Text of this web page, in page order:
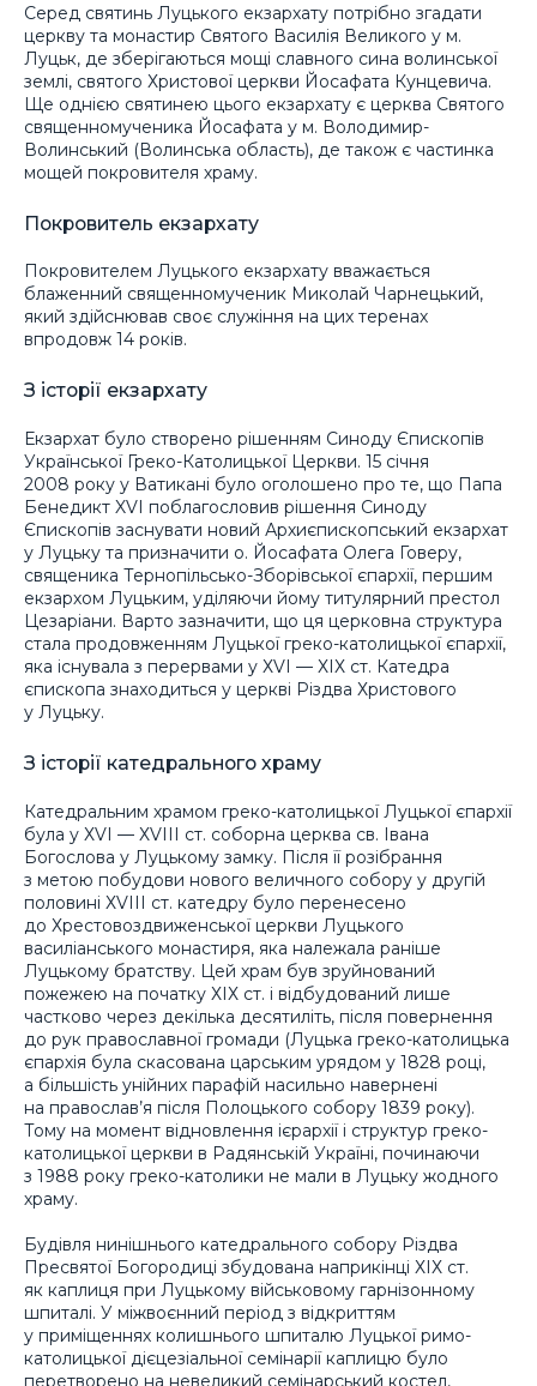
Серед святинь Луцького екзархату потрібно згадати
церкву та монастир Святого Василія Великого у м.
Луцьк, де зберігаються мощі славного сина волинської
землі, святого Христової церкви Йосафата Кунцевича.
Ще однією святинею цього екзархату є церква Святого
священномученика Йосафата у м. Володимир-
Волинський (Волинська область), де також є частинка
мощей покровителя храму.
Покровитель екзархату
Покровителем Луцького екзархату вважається
блаженний священномученик Миколай Чарнецький,
який здійснював своє служіння на цих теренах
впродовж 14 років.
З історії екзархату
Екзархат було створено рішенням Синоду Єпископів
Української Греко-Католицької Церкви. 15 січня
2008 року у Ватикані було оголошено про те, що Папа
Бенедикт XVI поблагословив рішення Синоду
Єпископів заснувати новий Архиєпископський екзархат
у Луцьку та призначити о. Йосафата Олега Говеру,
священика Тернопільсько-Зборівської єпархії, першим
екзархом Луцьким, уділяючи йому титулярний престол
Цезаріани. Варто зазначити, що ця церковна структура
стала продовженням Луцької греко-католицької єпархії,
яка існувала з перервами у ХVІ — ХІХ ст. Катедра
єпископа знаходиться у церкві Різдва Христового
у Луцьку.
З історії катедрального храму
Катедральним храмом греко-католицької Луцької єпархії
була у ХVІ — ХVІІІ ст. соборна церква св. Івана
Богослова у Луцькому замку. Після її розібрання
з метою побудови нового величного собору у другій
половині ХVІІІ ст. катедру було перенесено
до Хрестовоздвиженської церкви Луцького
василіанського монастиря, яка належала раніше
Луцькому братству. Цей храм був зруйнований
пожежею на початку ХІХ ст. і відбудований лише
частково через декілька десятиліть, після повернення
до рук православної громади (Луцька греко-католицька
єпархія була скасована царським урядом у 1828 році,
а більшість унійних парафій насильно навернені
на православ’я після Полоцького собору 1839 року).
Тому на момент відновлення ієрархії і структур греко-
католицької церкви в Радянській Україні, починаючи
з 1988 року греко-католики не мали в Луцьку жодного
храму.
Будівля нинішнього катедрального собору Різдва
Пресвятої Богородиці збудована наприкінці ХІХ ст.
як каплиця при Луцькому військовому гарнізонному
шпиталі. У міжвоєнний період з відкриттям
у приміщеннях колишнього шпиталю Луцької римо-
католицької дієцезіальної семінарії каплицю було
перетворено на невеликий семінарський костел,